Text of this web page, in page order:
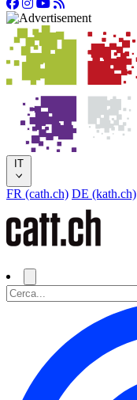
IT
FR (cath.ch) DE (kath.ch)